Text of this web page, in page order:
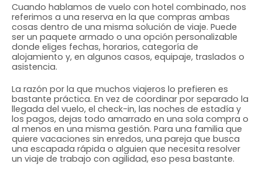
Cuando hablamos de vuelo con hotel combinado, nos
referimos a una reserva en la que compras ambas
cosas dentro de una misma solución de viaje. Puede
ser un paquete armado o una opción personalizable
donde eliges fechas, horarios, categoría de
alojamiento y, en algunos casos, equipaje, traslados o
asistencia.
La razón por la que muchos viajeros lo prefieren es
bastante práctica. En vez de coordinar por separado la
llegada del vuelo, el check-in, las noches de estadía y
los pagos, dejas todo amarrado en una sola compra o
al menos en una misma gestión. Para una familia que
quiere vacaciones sin enredos, una pareja que busca
una escapada rápida o alguien que necesita resolver
un viaje de trabajo con agilidad, eso pesa bastante.